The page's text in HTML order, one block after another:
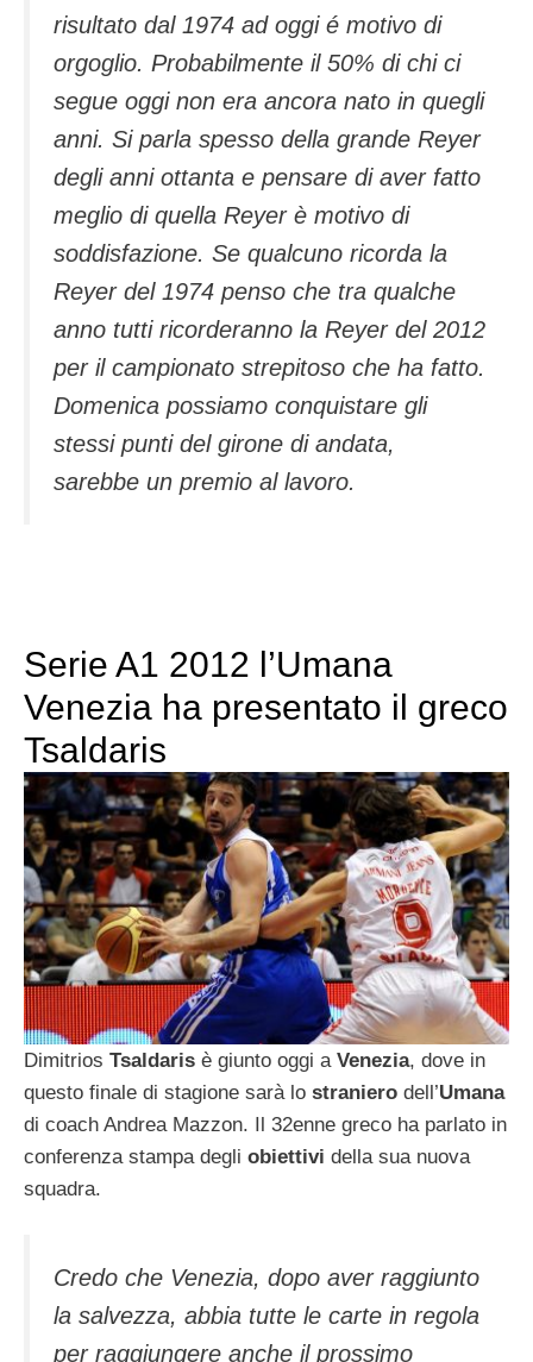
risultato dal 1974 ad oggi é motivo di
orgoglio. Probabilmente il 50% di chi ci
segue oggi non era ancora nato in quegli
anni. Si parla spesso della grande Reyer
degli anni ottanta e pensare di aver fatto
meglio di quella Reyer è motivo di
soddisfazione. Se qualcuno ricorda la
Reyer del 1974 penso che tra qualche
anno tutti ricorderanno la Reyer del 2012
per il campionato strepitoso che ha fatto.
Domenica possiamo conquistare gli
stessi punti del girone di andata,
sarebbe un premio al lavoro.
Serie A1 2012 l’Umana
Venezia ha presentato il greco
Tsaldaris
Dimitrios Tsaldaris è giunto oggi a Venezia, dove in
questo finale di stagione sarà lo straniero dell’Umana
di coach Andrea Mazzon. Il 32enne greco ha parlato in
conferenza stampa degli obiettivi della sua nuova
squadra.
Credo che Venezia, dopo aver raggiunto
la salvezza, abbia tutte le carte in regola
per raggiungere anche il prossimo